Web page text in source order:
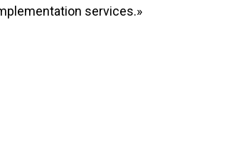
services.»